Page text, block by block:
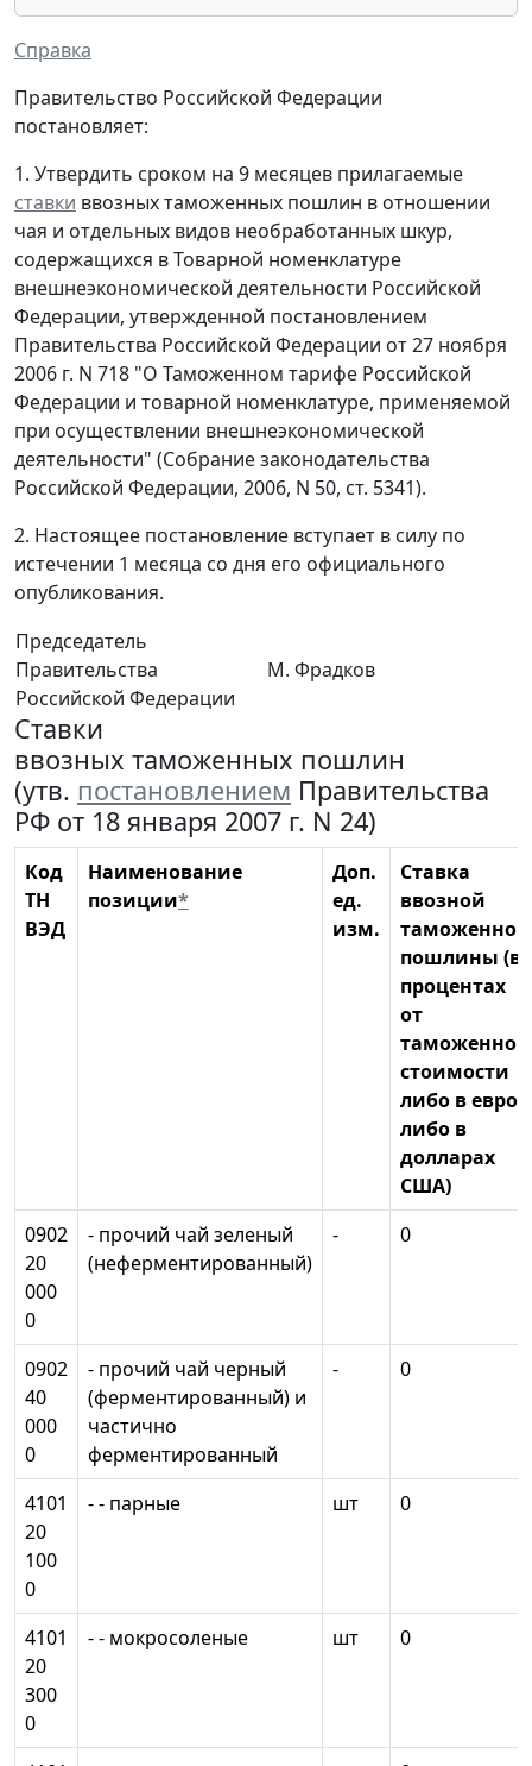
Справка
Правительство Российской Федерации
постановляет:
1. Утвердить сроком на 9 месяцев прилагаемые
ставки ввозных таможенных пошлин в отношении
чая и отдельных видов необработанных шкур,
содержащихся в Товарной номенклатуре
внешнеэкономической деятельности Российской
Федерации, утвержденной постановлением
Правительства Российской Федерации от 27 ноября
2006 г. N 718 "О Таможенном тарифе Российской
Федерации и товарной номенклатуре, применяемой
при осуществлении внешнеэкономической
деятельности" (Собрание законодательства
Российской Федерации, 2006, N 50, ст. 5341).
2. Настоящее постановление вступает в силу по
истечении 1 месяца со дня его официального
опубликования.
Председатель
Правительства
Российской Федерации
М. Фрадков
Ставки
ввозных таможенных пошлин
(утв. постановлением Правительства
РФ от 18 января 2007 г. N 24)
Код
ТН
ВЭД
Наименование
позиции*
Доп.
ед.
изм.
Ставка
ввозной
таможенной
пошлины (в
процентах
от
таможенной
стоимости
либо в евро,
либо в
долларах
США)
0902
20
000
0
- прочий чай зеленый
(неферментированный)
- 0
0902
40
000
0
- прочий чай черный
(ферментированный) и
частично
ферментированный
- 0
4101
20
100
0
- - парные шт 0
4101
20
300
0
- - мокросоленые шт 0